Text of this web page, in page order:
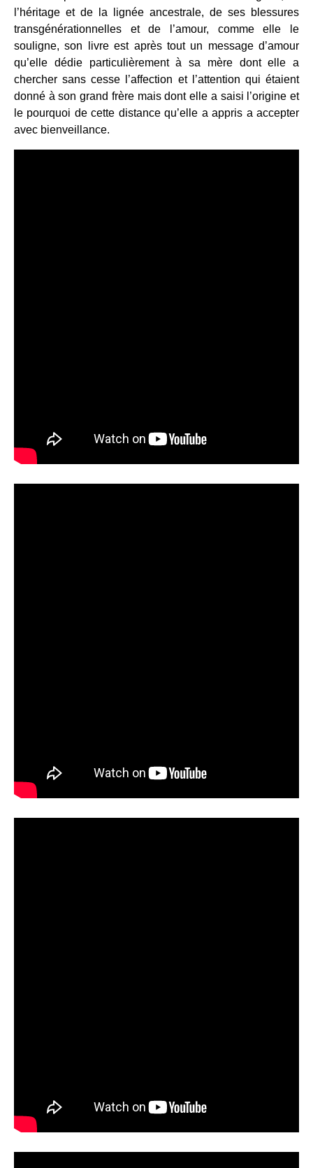
l’héritage et de la lignée ancestrale, de ses blessures
transgénérationnelles et de l’amour, comme elle le
souligne, son livre est après tout un message d’amour
qu’elle dédie particulièrement à sa mère dont elle a
chercher sans cesse l’affection et l’attention qui étaient
donné à son grand frère mais dont elle a saisi l’origine et
le pourquoi de cette distance qu’elle a appris a accepter
avec bienveillance.